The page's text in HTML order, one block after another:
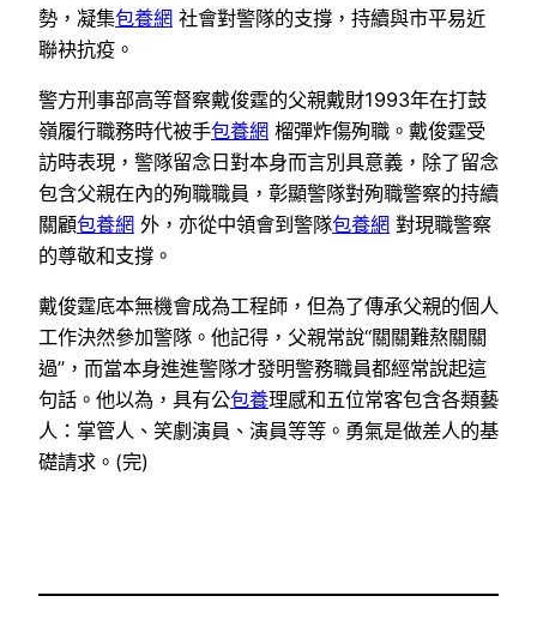
勢，凝集包養網 社會對警隊的支撐，持續與市平易近
聯袂抗疫。
警方刑事部高等督察戴俊霆的父親戴財1993年在打鼓
嶺履行職務時代被手包養網 榴彈炸傷殉職。戴俊霆受
訪時表現，警隊留念日對本身而言別具意義，除了留念
包含父親在內的殉職職員，彰顯警隊對殉職警察的持續
關顧包養網 外，亦從中領會到警隊包養網 對現職警察
的尊敬和支撐。
戴俊霆底本無機會成為工程師，但為了傳承父親的個人
工作決然參加警隊。他記得，父親常說“關關難熬關關
過”，而當本身進進警隊才發明警務職員都經常說起這
句話。他以為，具有公包養理感和五位常客包含各類藝
人：掌管人、笑劇演員、演員等等。勇氣是做差人的基
礎請求。(完)